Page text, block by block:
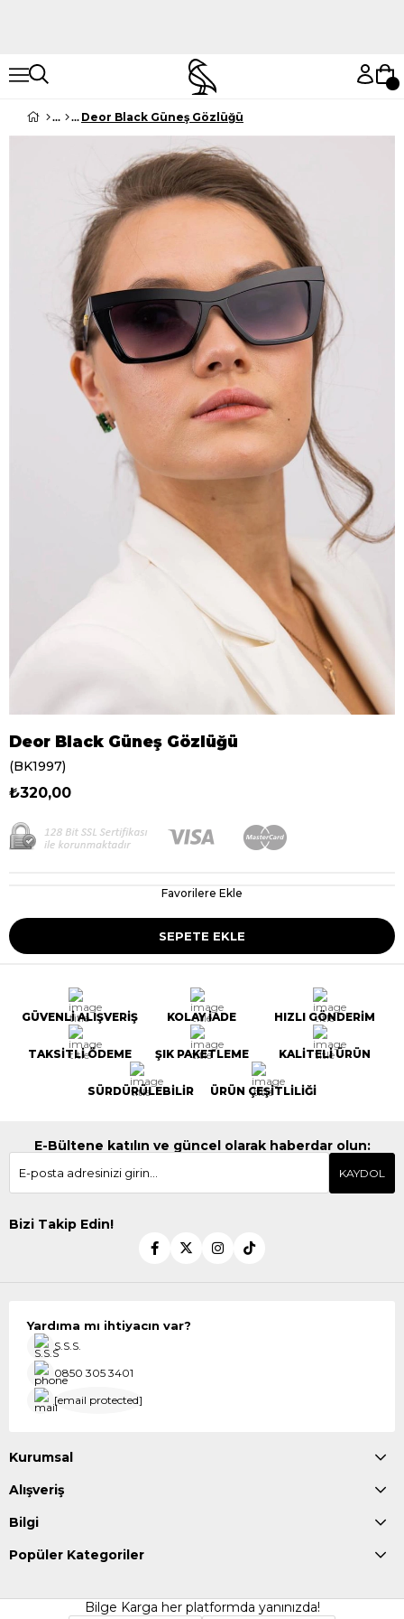
Deor Black Güneş Gözlüğü
Deor Black Güneş Gözlüğü
(BK1997)
₺320,00
Favorilere Ekle
GÜVENLİ ALIŞVERİŞ KOLAY İADE HIZLI GÖNDERİM
TAKSİTLİ ÖDEME ŞIK PAKETLEME KALİTELİ ÜRÜN
SÜRDÜRÜLEBİLİR ÜRÜN ÇEŞİTLİLİĞİ
E-Bültene katılın ve güncel olarak haberdar olun:
KAYDOL
Bizi Takip Edin!
Yardıma mı ihtiyacın var?
S.S.S.
0850 305 3401
[email protected]
Kurumsal
Alışveriş
Bilgi
Popüler Kategoriler
Bilge Karga her platformda yanınızda!